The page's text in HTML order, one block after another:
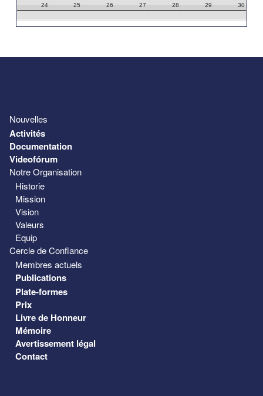
24 25 26 27 28 29 30
Nouvelles
Activités
Documentation
Videofórum
Notre Organisation
Historie
Mission
Vision
Valeurs
Equip
Cercle de Confiance
Membres actuels
Publications
Plate-formes
Prix
Livre de Honneur
Mémoire
Avertissement légal
Contact